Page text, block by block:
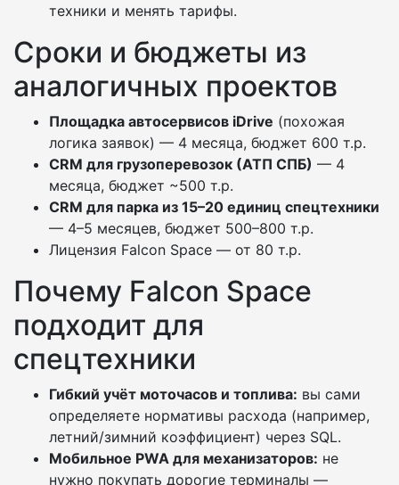
техники и менять тарифы.
Сроки и бюджеты из
аналогичных проектов
Площадка автосервисов iDrive (похожая
логика заявок) — 4 месяца, бюджет 600 т.р.
CRM для грузоперевозок (АТП СПБ) — 4
месяца, бюджет ~500 т.р.
CRM для парка из 15–20 единиц спецтехники
— 4–5 месяцев, бюджет 500–800 т.р.
Лицензия Falcon Space — от 80 т.р.
Почему Falcon Space
подходит для
спецтехники
Гибкий учёт моточасов и топлива: вы сами
определяете нормативы расхода (например,
летний/зимний коэффициент) через SQL.
Мобильное PWA для механизаторов: не
нужно покупать дорогие терминалы —